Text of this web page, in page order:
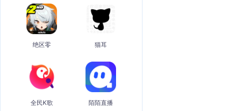
绝区零 猫耳
全民K歌 陌陌直播